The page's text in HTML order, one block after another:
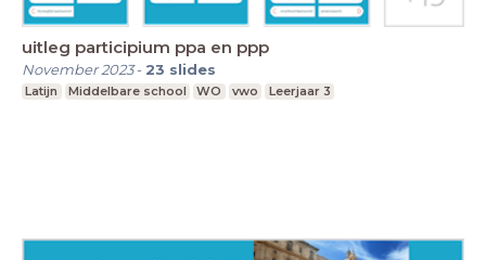
uitleg participium ppa en ppp
November 2023- 23 slides
Latijn Middelbare school WO vwo Leerjaar 3